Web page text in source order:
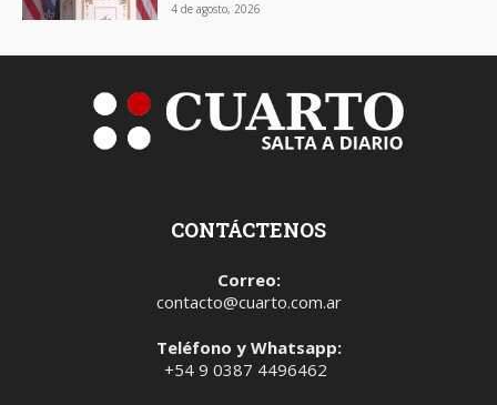
4 de agosto, 2026
CONTÁCTENOS
Correo:
contacto@cuarto.com.ar
Teléfono y Whatsapp:
+54 9 0387 4496462